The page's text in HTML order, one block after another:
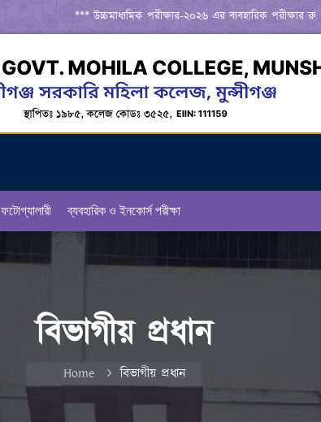
*** উচ্চমাধ্যমিক পরীক্ষার-২০২৬ এর ব্যবহারিক পরীক্ষার রুটিন ***
ফটোগ্যালারী ব্যবহারিক ও ইনকোর্স পরীক্ষা
বিভাগীয় প্রধান
Home বিভাগীয় প্রধান